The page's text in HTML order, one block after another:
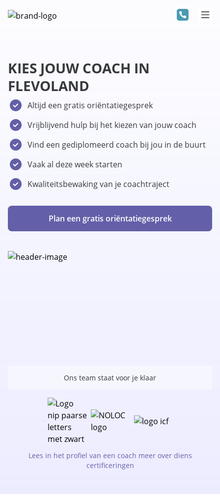
KIES JOUW COACH IN
FLEVOLAND
Altijd een gratis oriëntatiegesprek
Vrijblijvend hulp bij het kiezen van jouw coach
Vind een gediplomeerd coach bij jou in de buurt
Vaak al deze week starten
Kwaliteitsbewaking van je coachtraject
Plan een gratis oriëntatiegesprek
Ons team staat voor je klaar
Lees in het profiel van een coach meer over diens
certificeringen